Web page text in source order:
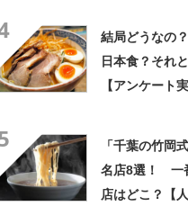
結局どうなの
日本食？それ
【アンケート
「千葉の竹岡
名店8選！ 一
店はどこ？【